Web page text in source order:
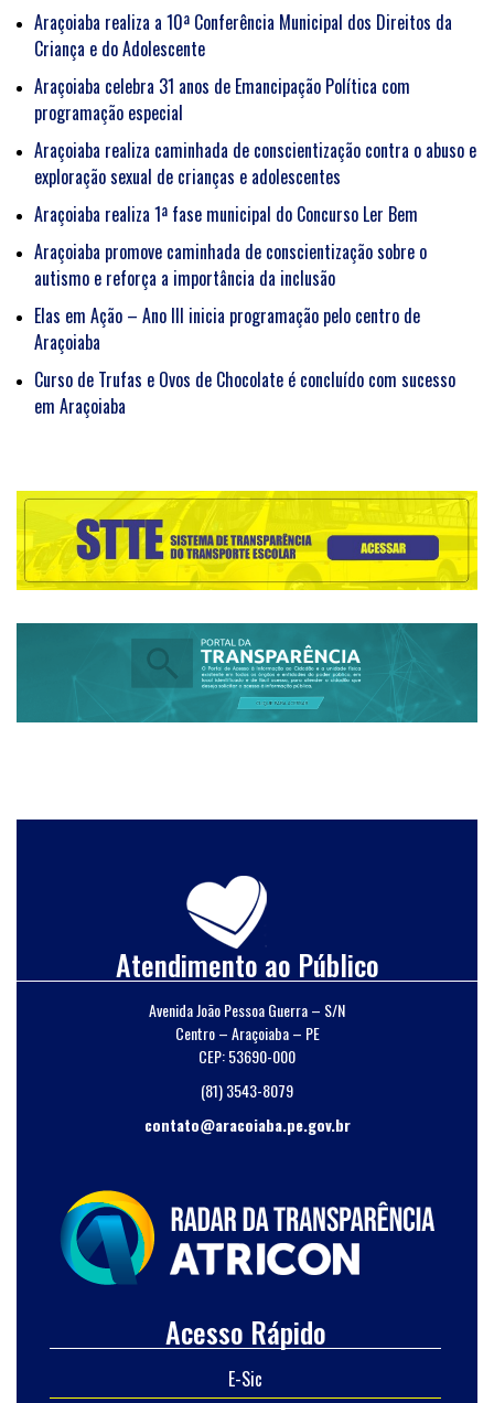
Araçoiaba realiza a 10ª Conferência Municipal dos Direitos da
Criança e do Adolescente
Araçoiaba celebra 31 anos de Emancipação Política com
programação especial
Araçoiaba realiza caminhada de conscientização contra o abuso e
exploração sexual de crianças e adolescentes
Araçoiaba realiza 1ª fase municipal do Concurso Ler Bem
Araçoiaba promove caminhada de conscientização sobre o
autismo e reforça a importância da inclusão
Elas em Ação – Ano III inicia programação pelo centro de
Araçoiaba
Curso de Trufas e Ovos de Chocolate é concluído com sucesso
em Araçoiaba
Atendimento ao Público
Avenida João Pessoa Guerra – S/N
Centro – Araçoiaba – PE
CEP: 53690-000
(81) 3543-8079
contato@aracoiaba.pe.gov.br
Acesso Rápido
E-Sic